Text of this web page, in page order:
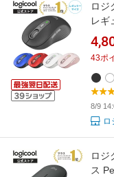
ロジ
レギ
年間
43ポ
8/9
ロ
ロジ
ス